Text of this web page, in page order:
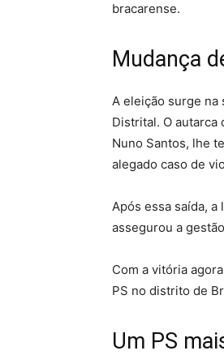
bracarense.
Mudança
A eleição surge na
Distrital. O
Nuno Santos, lhe
alegado caso de
Após essa saída,
assegurou a
Com a vitória
PS no distrito de
Um PS